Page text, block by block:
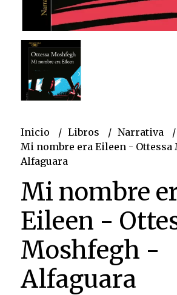
Inicio Libros
Narrativa
Mi nombre era Eileen - Ottessa
Alfaguara
Mi nombre
Eileen -
Moshfegh -
Alfaguara